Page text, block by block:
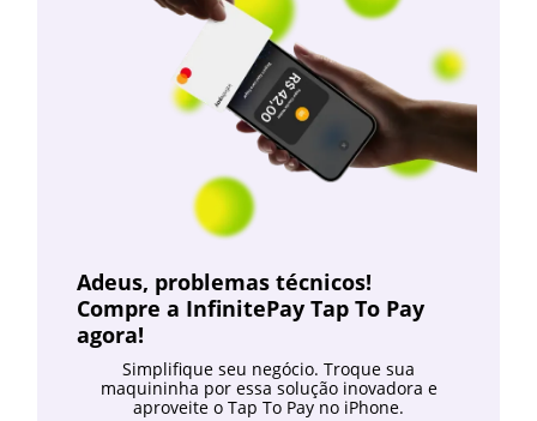
Adeus, problemas técnicos!
Compre a InfinitePay Tap To Pay
agora!
Simplifique seu negócio. Troque sua
maquininha por essa solução inovadora e
aproveite o Tap To Pay no iPhone.